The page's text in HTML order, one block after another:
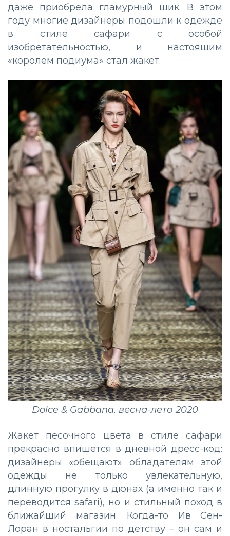
даже приобрела гламурный шик. В этом
году многие дизайнеры подошли к одежде
в стиле сафари с особой
изобретательностью, и настоящим
«королем подиума» стал жакет.
Dolce & Gabbana, весна-лето 2020
Жакет песочного цвета в стиле сафари
прекрасно впишется в дневной дресс-код:
дизайнеры «обещают» обладателям этой
одежды не только увлекательную,
длинную прогулку в дюнах (а именно так и
переводится safari), но и стильный поход в
ближайший магазин. Когда-то Ив Сен-
Лоран в ностальгии по детству – он сам и